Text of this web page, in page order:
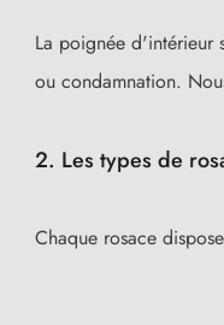
La poignée d'intérieur
ou condamnation.
2. Les types de
Chaque rosace